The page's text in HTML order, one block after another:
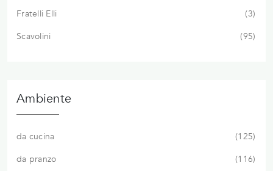
Fratelli Elli
3
Scavolini
95
Ambiente
da cucina
125
da pranzo
116